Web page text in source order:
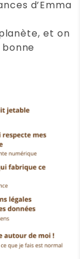
d’Emma
et on